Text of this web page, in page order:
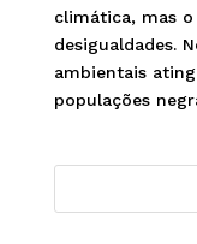
climática, mas
desigualdades.
ambientais
populações